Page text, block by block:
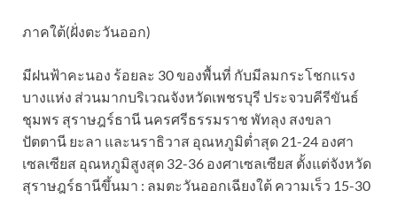
ภาคใต้(ฝั่งตะวันออก)
มีฝนฟ้าคะนอง ร้อยละ 30 ของพื้นที่ กับมีลมกระโชกแรง
บางแห่ง ส่วนมากบริเวณจังหวัดเพชรบุรี ประจวบคีรีขันธ์
ชุมพร สุราษฎร์ธานี นครศรีธรรมราช พัทลุง สงขลา
ปัตตานี ยะลา และนราธิวาส อุณหภูมิต่ำสุด 21-24 องศา
เซลเซียส อุณหภูมิสูงสุด 32-36 องศาเซลเซียส ตั้งแต่จังหวัด
สุราษฎร์ธานีขึ้นมา : ลมตะวันออกเฉียงใต้ ความเร็ว 15-30